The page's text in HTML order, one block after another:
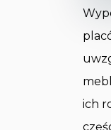
ich